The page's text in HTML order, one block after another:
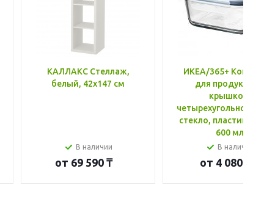
КАЛЛАКС Стеллаж,
белый, 42x147 см
В наличии
от 69 590 ₸
ИКЕА/365+
для
крышкой,
стекло, пластик
600 мл
В
от 4 080 ₸